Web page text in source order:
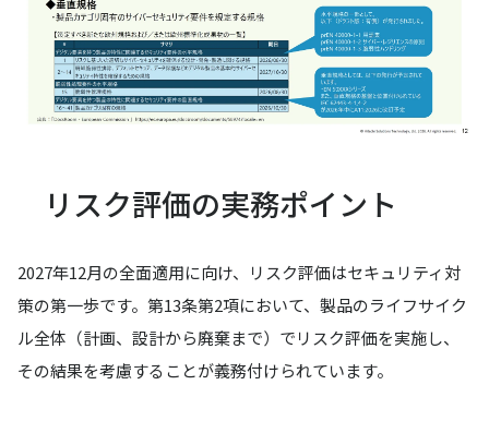
リスク評価の実務ポイント
2027年12月の全面適用に向け、リスク評価はセキュリティ対
策の第一歩です。第13条第2項において、製品のライフサイク
ル全体（計画、設計から廃棄まで）でリスク評価を実施し、
その結果を考慮することが義務付けられています。